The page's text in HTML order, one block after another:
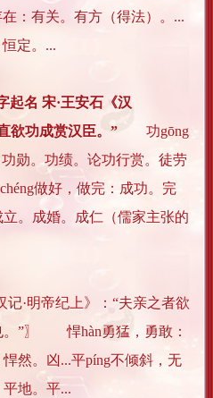
有关。有方（得法）。...
定。...
起名 宋·王安石《汉
欲功成赏汉臣。” 功gōng
勋。功绩。论功行赏。徒劳
做好，做完：成功。完
。成婚。成仁（儒家主张的
·明帝纪上》：“夫亲之者欲
。”〗 悍hàn勇猛，勇敢：
然。凶...平píng不倾斜，无
地。平...